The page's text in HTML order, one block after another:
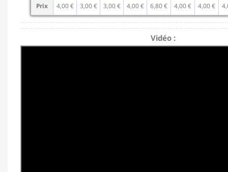
Prix 4,00 € 3,00 € 3,00 € 4,00 € 6,80 € 4,00 € 4,00 €
Vidéo :